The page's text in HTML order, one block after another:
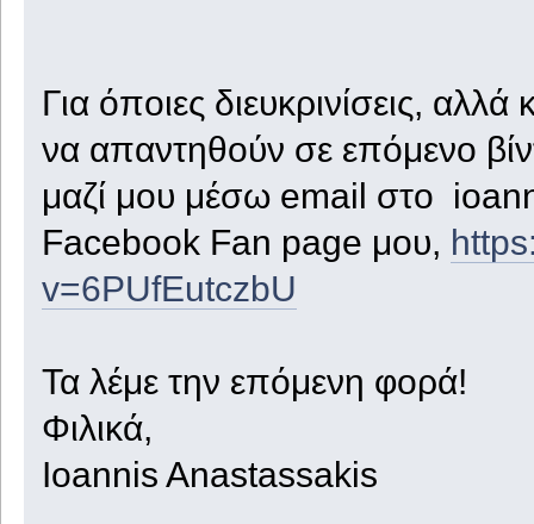
Για όποιες διευκρινίσεις, αλλά
να απαντηθούν σε επόμενο
μαζί μου μέσω email στο
Facebook Fan page μου,
v=6PUfEutczbU
Τα λέμε την επόμενη φορά!
Φιλικά,
Ioannis Anastassakis